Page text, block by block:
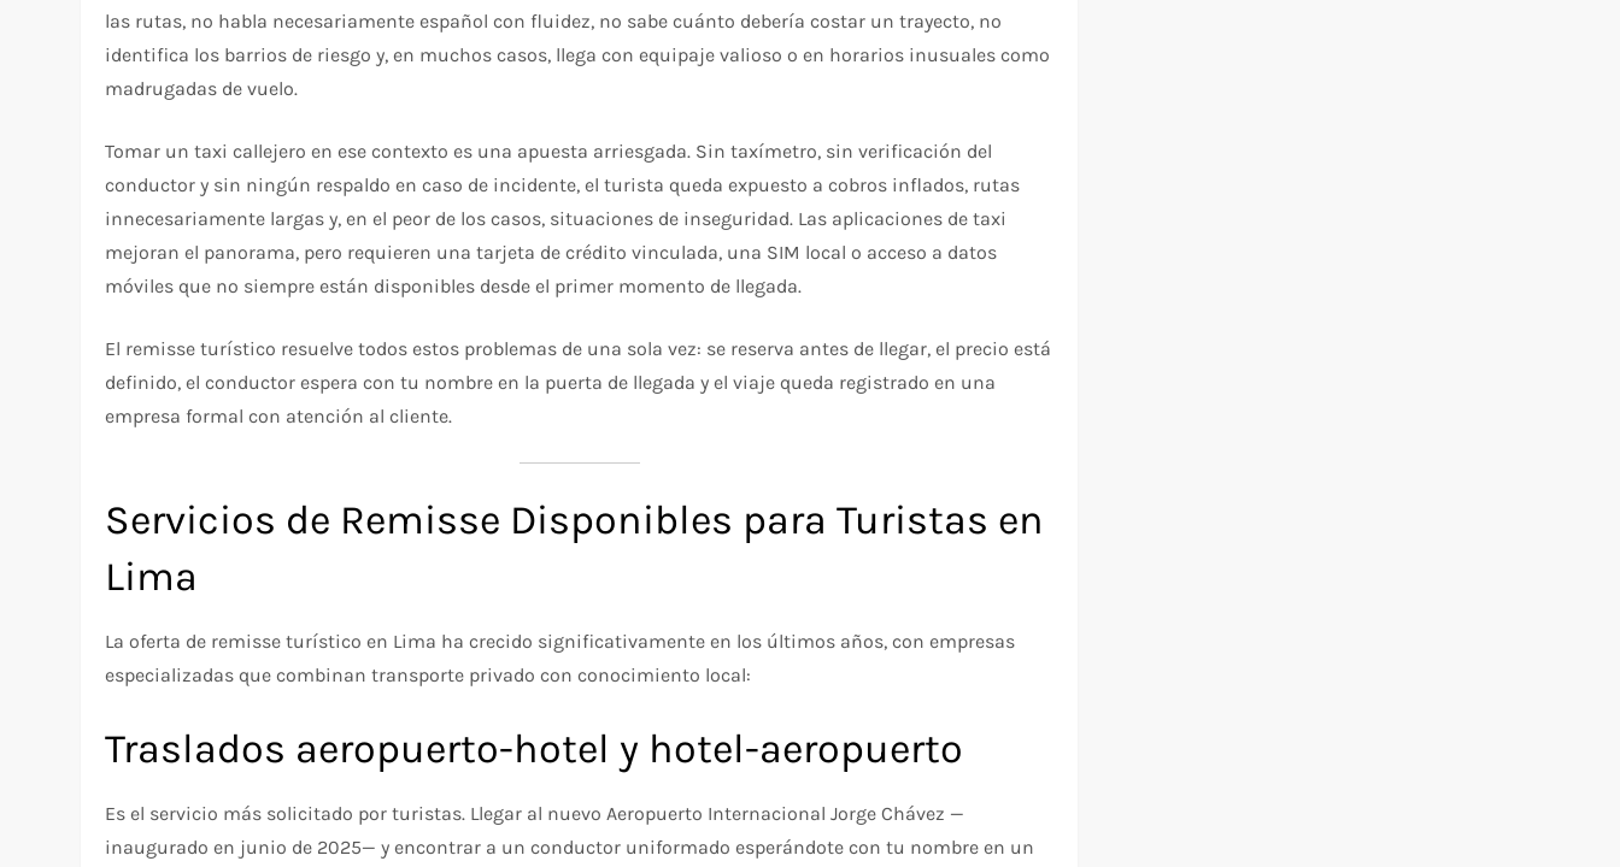
las rutas, no habla necesariamente español con fluidez, no sabe cuánto debería costar un trayecto, no
identifica los barrios de riesgo y, en muchos casos, llega con equipaje valioso o en horarios inusuales como
madrugadas de vuelo.​
Tomar un taxi callejero en ese contexto es una apuesta arriesgada. Sin taxímetro, sin verificación del
conductor y sin ningún respaldo en caso de incidente, el turista queda expuesto a cobros inflados, rutas
innecesariamente largas y, en el peor de los casos, situaciones de inseguridad. Las aplicaciones de taxi
mejoran el panorama, pero requieren una tarjeta de crédito vinculada, una SIM local o acceso a datos
móviles que no siempre están disponibles desde el primer momento de llegada.
El remisse turístico resuelve todos estos problemas de una sola vez: se reserva antes de llegar, el precio está
definido, el conductor espera con tu nombre en la puerta de llegada y el viaje queda registrado en una
empresa formal con atención al cliente.
Servicios de Remisse Disponibles para Turistas en
Lima
La oferta de remisse turístico en Lima ha crecido significativamente en los últimos años, con empresas
especializadas que combinan transporte privado con conocimiento local:
Traslados aeropuerto-hotel y hotel-aeropuerto
Es el servicio más solicitado por turistas. Llegar al nuevo Aeropuerto Internacional Jorge Chávez —
inaugurado en junio de 2025— y encontrar a un conductor uniformado esperándote con tu nombre en un